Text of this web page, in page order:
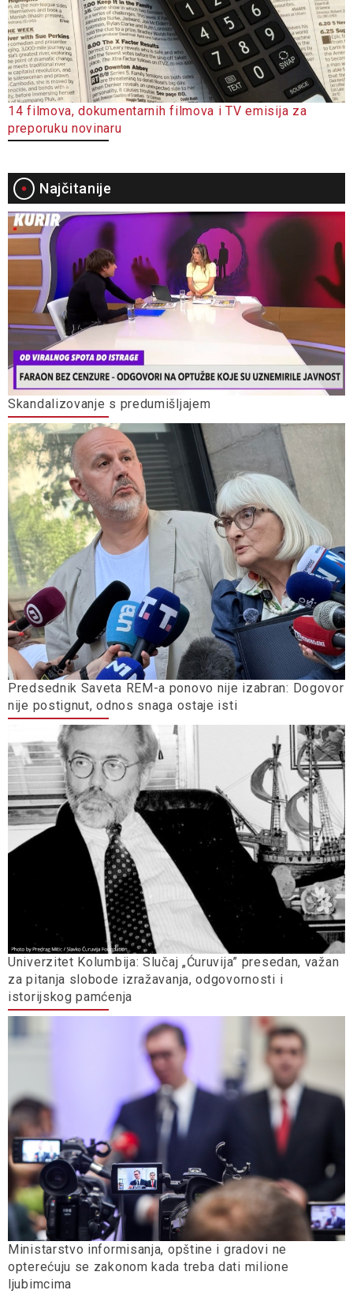
14 filmova, dokumentarnih filmova i TV emisija za
preporuku novinaru
Najčitanije
Skandalizovanje s predumišljajem
Predsednik Saveta REM-a ponovo nije izabran: Dogovor
nije postignut, odnos snaga ostaje isti
Univerzitet Kolumbija: Slučaj „Ćuruvija” presedan, važan
za pitanja slobode izražavanja, odgovornosti i
istorijskog pamćenja
Ministarstvo informisanja, opštine i gradovi ne
opterećuju se zakonom kada treba dati milione
ljubimcima